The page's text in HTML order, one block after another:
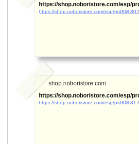
https://shop.noboristore.com/esp/
https://shop.noboristore.com/esp/prdKM-
shop.noboristore.com
https://shop.noboristore.com/esp/
https://shop.noboristore.com/esp/prdKM-